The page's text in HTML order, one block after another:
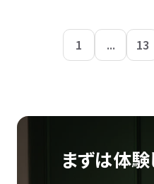
1 ... 13
まずは体験